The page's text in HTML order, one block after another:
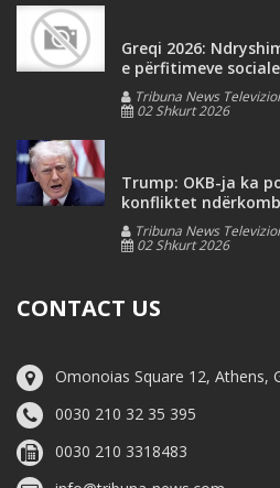
Greqi 2026:
e përfitimeve sociale
Tribuna News
02 Shkurt 2026
Trump: OKB-ja ka
konfliktet
Tribuna News
02 Shkurt 2026
CONTACT US
Omonoias Square 12, Athens,
0030 210 32 35 395
0030 210 3318483